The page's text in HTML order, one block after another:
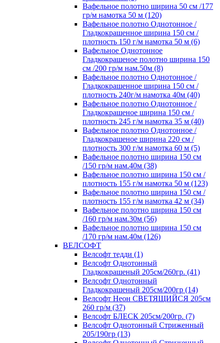
Вафельное полотно ширина 50 см /177
гр/м намотка 50 м (120)
Вафельное полотно Однотонное /
Гладкокрашенное ширина 150 см /
плотность 150 г/м намотка 50 м (6)
Вафельное Однотонное
Гладкокрашеное полотно ширина 150
см /200 гр/м нам.50м (8)
Вафельное полотно Однотонное /
Гладкокрашенное ширина 150 см /
плотность 240г/м намотка 40м (40)
Вафельное полотно Однотонное /
Гладкокрашеное ширина 150 см /
плотность 245 г/м намотка 35 м (40)
Вафельное полотно Однотонное /
Гладкокрашеное ширина 220 см /
плотность 300 г/м намотка 60 м (5)
Вафельное полотно ширина 150 см
/150 гр/м нам.40м (38)
Вафельное полотно ширина 150 см /
плотность 155 г/м намотка 50 м (123)
Вафельное полотно ширина 150 см /
плотность 155 г/м намотка 42 м (34)
Вафельное полотно ширина 150 см
/160 гр/м нам.30м (56)
Вафельное полотно ширина 150 см
/170 гр/м нам.40м (126)
ВЕЛСОФТ
Велсофт тедди (1)
Велсофт Однотонный
Гладкокрашеный 205см/260гр. (41)
Велсофт Однотонный
Гладкокрашеный 205см/200гр (14)
Велсофт Неон СВЕТЯЩИЙСЯ 205см
260 гр/м (37)
Велсофт БЛЕСК 205см/200гр. (7)
Велсофт Однотонный Стриженный
205/190гр (13)